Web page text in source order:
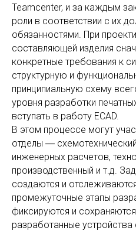
Teamcenter, и за каждым
роли в соответствии с их
обязанностями. При
составляющей изделия
конкретные требования к
структурную и
принципиальную схему
уровня разработки
вступать в работу ECAD.
В этом процессе могут
отделы ―
инженерных расчетов,
производственный и т.д.
создаются и
промежуточные этапы
фиксируются и
разработанные